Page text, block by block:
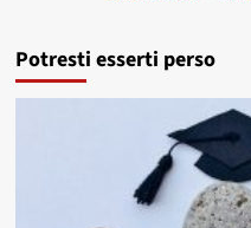
Potresti esserti perso